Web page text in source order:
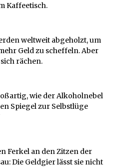
Kaffeetisch.
weltweit abgeholzt, um
Geld zu scheffeln. Aber
rächen.
wie der Alkoholnebel
Spiegel zur Selbstlüge
Ferkel an den Zitzen der
Die Geldgier lässt sie nicht